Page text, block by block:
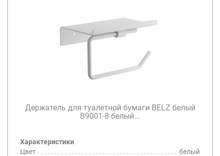
Держатель для туалетной бумаги BELZ белый
B9001-8 белый...
Характеристики
Цвет
белый